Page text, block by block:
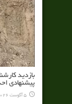
بازدید
پیشنهادی
5 آگوست 2026